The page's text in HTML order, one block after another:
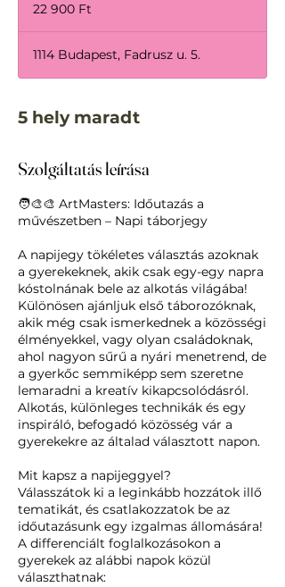
forint22 900 Ft
1114 Budapest, Fadrusz u. 5.
5 hely maradt
Szolgáltatás leírása
🧑‍🎨🎨 ArtMasters: Időutazás a
művészetben – Napi táborjegy
A napijegy tökéletes választás azoknak
a gyerekeknek, akik csak egy-egy napra
kóstolnának bele az alkotás világába!
Különösen ajánljuk első táborozóknak,
akik még csak ismerkednek a közösségi
élményekkel, vagy olyan családoknak,
ahol nagyon sűrű a nyári menetrend, de
a gyerkőc semmiképp sem szeretne
lemaradni a kreatív kikapcsolódásról.
Alkotás, különleges technikák és egy
inspiráló, befogadó közösség vár a
gyerekekre az általad választott napon.
Mit kapsz a napijeggyel?
Válasszátok ki a leginkább hozzátok illő
tematikát, és csatlakozzatok be az
időutazásunk egy izgalmas állomására!
A differenciált foglalkozásokon a
gyerekek az alábbi napok közül
választhatnak: